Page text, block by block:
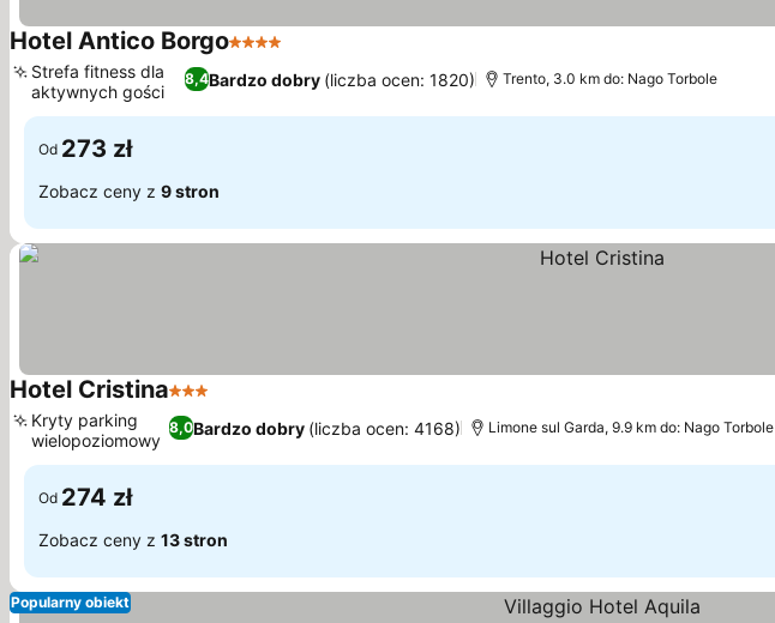
Hotel Antico Borgo4 Kategoria
8,4Bardzo dobry (liczba ocen: 1820)
Strefa fitness dla
aktywnych gości
Trento, 3.0 km do: Nago Torbole
Od 273 zł
Zobacz ceny z 9 stron
Hotel Cristina3 Kategoria
8,0Bardzo dobry (liczba ocen: 4168)
Kryty parking
wielopoziomowy
Limone sul Garda, 9.9 km do: Nago Torbole
Od 274 zł
Zobacz ceny z 13 stron
Popularny obiekt